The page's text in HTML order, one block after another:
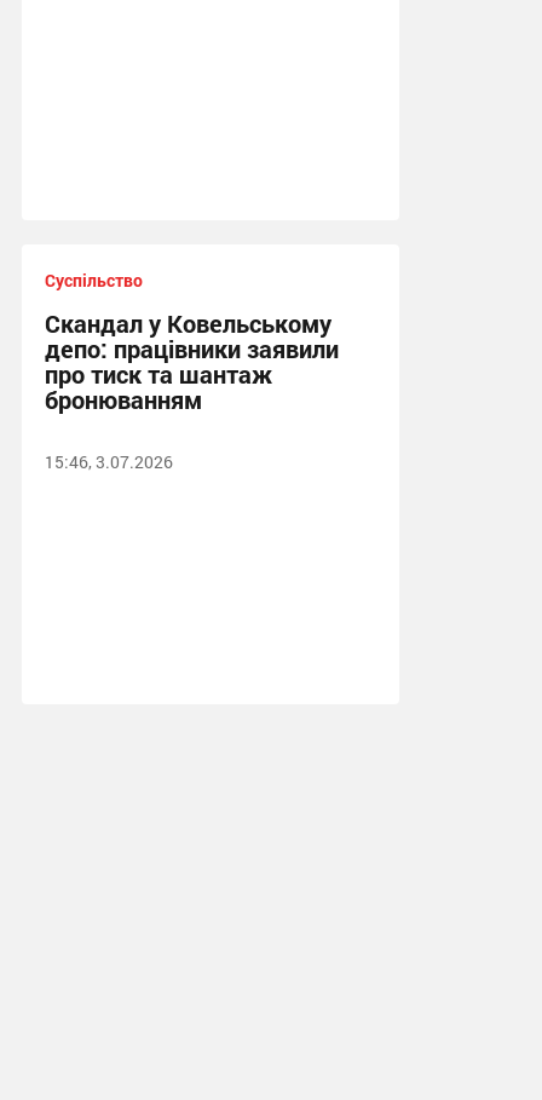
Суспільство
Скандал у Ковельському
депо: працівники заявили
про тиск та шантаж
бронюванням
15:46, 3.07.2026